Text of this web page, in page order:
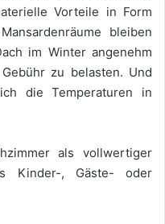
Vorteile in Form
bleiben
im Winter angenehm
zu belasten. Und
die Temperaturen in
als vollwertiger
Kinder-, Gäste- oder